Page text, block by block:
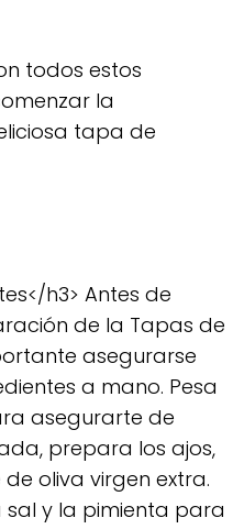
todos estos
la
tapa de
h3> Antes de
de la Tapas de
asegurarse
a mano. Pesa
asegurarte de
prepara los ajos,
oliva virgen extra.
y la pimienta para